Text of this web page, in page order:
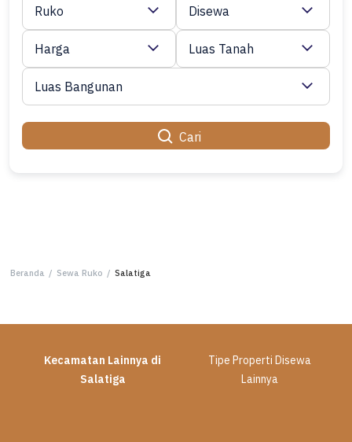
Cari
Ruko Disewa
Harga Luas Tanah
Luas Bangunan
Beranda / Sewa Ruko / Salatiga
Kecamatan Lainnya di
Salatiga
Tipe Properti Disewa
Lainnya